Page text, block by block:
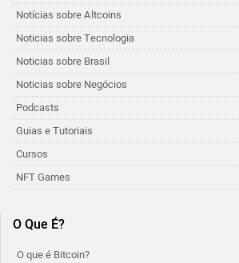
Notícias sobre Altcoins
Noticias sobre Tecnologia
Noticias sobre Brasil
Noticias sobre Negócios
Podcasts
Guias e Tutoriais
Cursos
NFT Games
O Que É?
O que é Bitcoin?